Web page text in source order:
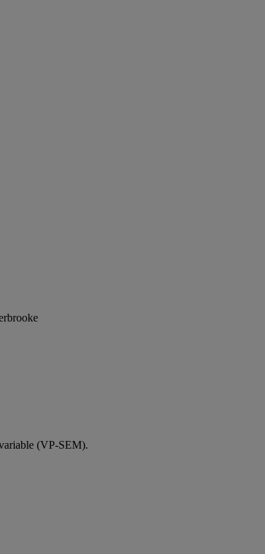
(VP-SEM).